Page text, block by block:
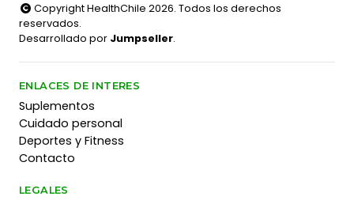
Copyright HealthChile 2026. Todos los derechos
reservados.
Desarrollado por Jumpseller.
ENLACES DE INTERES
Suplementos
Cuidado personal
Deportes y Fitness
Contacto
LEGALES